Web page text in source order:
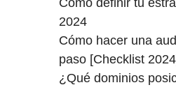
Cómo definir tu
2024
Cómo hacer una
paso [Checklist
¿Qué dominios